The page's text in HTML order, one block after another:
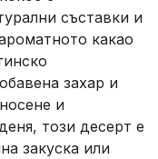
съставки и
какао
захар и
и
този десерт е
закуска или